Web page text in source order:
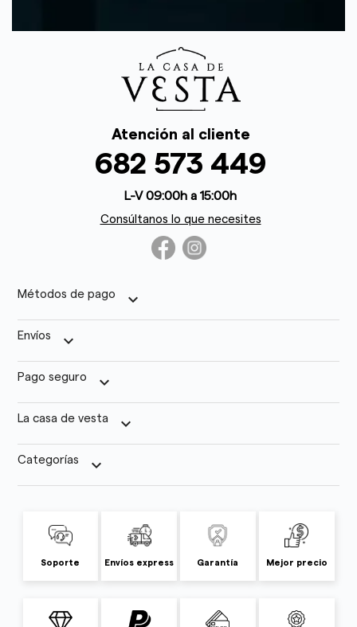
Atención al cliente
682 573 449
L-V 09:00h a 15:00h
Consúltanos lo que necesites
Métodos de pago keyboard_arrow_down
Envíos keyboard_arrow_down
Pago seguro keyboard_arrow_down
La casa de vesta keyboard_arrow_down
Categorías keyboard_arrow_down
Soporte Envíos express Garantía Mejor precio